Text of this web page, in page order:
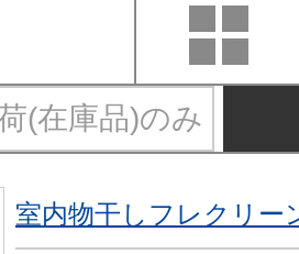
(在庫品)のみ
室内物干しフレクリー